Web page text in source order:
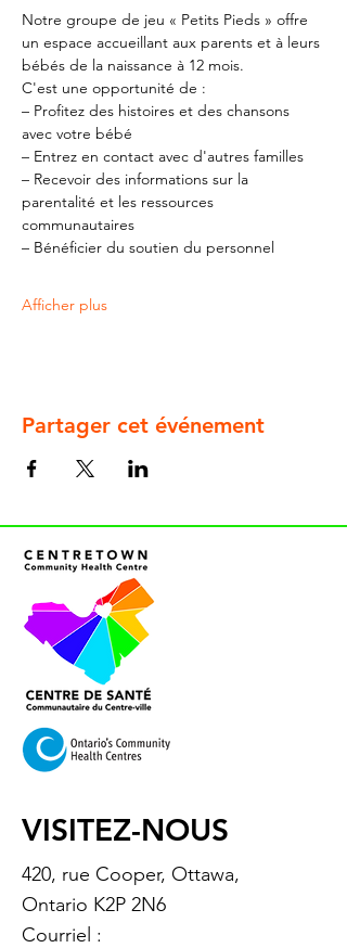
Notre groupe de jeu « Petits Pieds » offre
un espace accueillant aux parents et à leurs
bébés de la naissance à 12 mois.
C'est une opportunité de :
– Profitez des histoires et des chansons
avec votre bébé
– Entrez en contact avec d'autres familles
– Recevoir des informations sur la
parentalité et les ressources
communautaires
– Bénéficier du soutien du personnel
Afficher plus
Partager cet événement
VISITEZ-NOUS
420, rue Cooper, Ottawa,
Ontario K2P 2N6
Courriel :